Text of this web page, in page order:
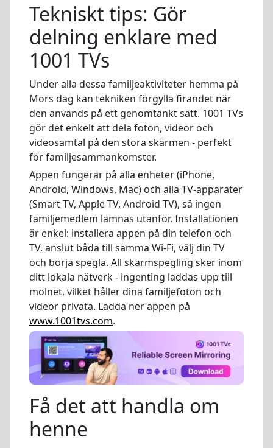
Tekniskt tips: Gör
delning enklare med
1001 TVs
Under alla dessa familjeaktiviteter hemma på
Mors dag kan tekniken förgylla firandet när
den används på ett genomtänkt sätt. 1001 TVs
gör det enkelt att dela foton, videor och
videosamtal på den stora skärmen - perfekt
för familjesammankomster.
Appen fungerar på alla enheter (iPhone,
Android, Windows, Mac) och alla TV-apparater
(Smart TV, Apple TV, Android TV), så ingen
familjemedlem lämnas utanför. Installationen
är enkel: installera appen på din telefon och
TV, anslut båda till samma Wi-Fi, välj din TV
och börja spegla. All skärmspegling sker inom
ditt lokala nätverk - ingenting laddas upp till
molnet, vilket håller dina familjefoton och
videor privata. Ladda ner appen på
www.1001tvs.com.
Få det att handla om
henne